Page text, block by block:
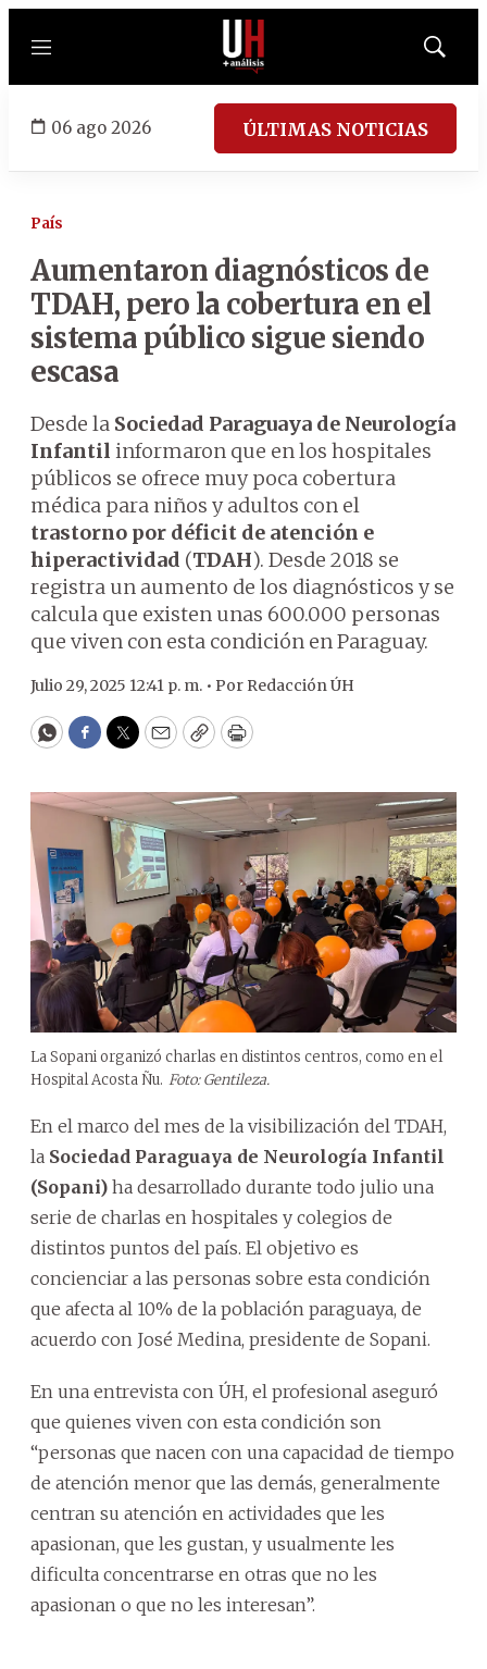
Menú
Mostrar
06 ago 2026 ÚLTIMAS NOTICIAS
País
Aumentaron diagnósticos de
TDAH, pero la cobertura en el
sistema público sigue siendo
escasa
Desde la Sociedad Paraguaya de Neurología
Infantil informaron que en los hospitales
públicos se ofrece muy poca cobertura
médica para niños y adultos con el
trastorno por déficit de atención e
hiperactividad (TDAH). Desde 2018 se
registra un aumento de los diagnósticos y se
calcula que existen unas 600.000 personas
que viven con esta condición en Paraguay.
Julio 29, 2025 12:41 p. m. • Por Redacción ÚH
WhatsApp
Facebook
Twitter
EmailCopyPrint
La Sopani organizó charlas en distintos centros, como en el
Hospital Acosta Ñu. Foto: Gentileza.
En el marco del mes de la visibilización del TDAH,
la Sociedad Paraguaya de Neurología Infantil
(Sopani) ha desarrollado durante todo julio una
serie de charlas en hospitales y colegios de
distintos puntos del país. El objetivo es
concienciar a las personas sobre esta condición
que afecta al 10% de la población paraguaya, de
acuerdo con José Medina, presidente de Sopani.
En una entrevista con ÚH, el profesional aseguró
que quienes viven con esta condición son
“personas que nacen con una capacidad de tiempo
de atención menor que las demás, generalmente
centran su atención en actividades que les
apasionan, que les gustan, y usualmente les
dificulta concentrarse en otras que no les
apasionan o que no les interesan”.